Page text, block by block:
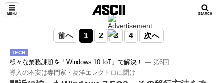
前へ 1 2 3 4 次へ
TECH
様々な業務課題を「Windows 10 IoT」で解決！ ― 第6回
導入の不安は専門家・菱洋エレクトロに聞け